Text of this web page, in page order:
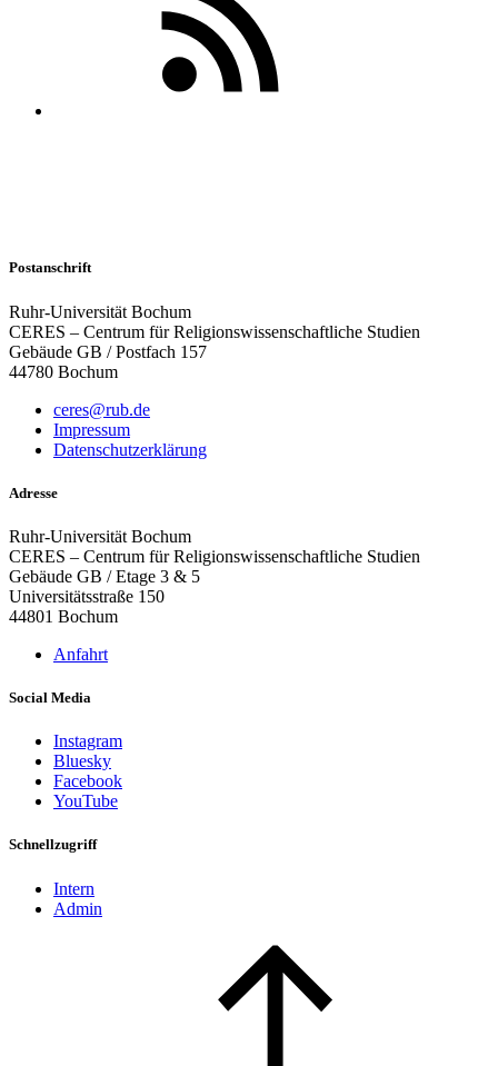
Postanschrift
Ruhr-Universität Bochum
CERES – Centrum für Religionswissenschaftliche Studien
Gebäude GB / Postfach 157
44780 Bochum
ceres@rub.de
Impressum
Datenschutzerklärung
Adresse
Ruhr-Universität Bochum
CERES – Centrum für Religionswissenschaftliche Studien
Gebäude GB / Etage 3 & 5
Universitätsstraße 150
44801 Bochum
Anfahrt
Social Media
Instagram
Bluesky
Facebook
YouTube
Schnellzugriff
Intern
Admin